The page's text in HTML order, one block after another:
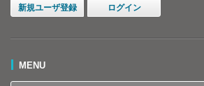
新規ユーザ登録 ログイン
MENU